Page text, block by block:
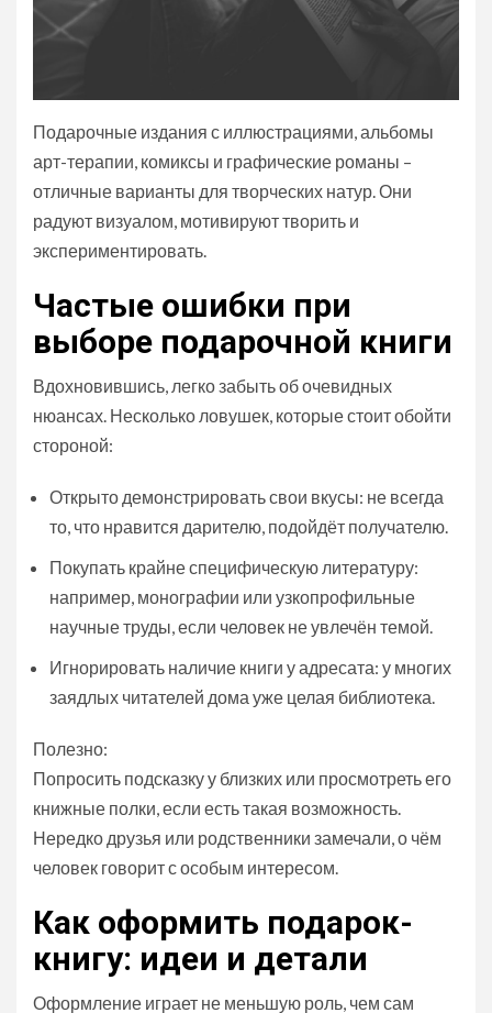
Подарочные издания с иллюстрациями, альбомы
арт-терапии, комиксы и графические романы –
отличные варианты для творческих натур. Они
радуют визуалом, мотивируют творить и
экспериментировать.
Частые ошибки при
выборе подарочной книги
Вдохновившись, легко забыть об очевидных
нюансах. Несколько ловушек, которые стоит обойти
стороной:
Открыто демонстрировать свои вкусы: не всегда
то, что нравится дарителю, подойдёт получателю.
Покупать крайне специфическую литературу:
например, монографии или узкопрофильные
научные труды, если человек не увлечён темой.
Игнорировать наличие книги у адресата: у многих
заядлых читателей дома уже целая библиотека.
Полезно:
Попросить подсказку у близких или просмотреть его
книжные полки, если есть такая возможность.
Нередко друзья или родственники замечали, о чём
человек говорит с особым интересом.
Как оформить подарок-
книгу: идеи и детали
Оформление играет не меньшую роль, чем сам